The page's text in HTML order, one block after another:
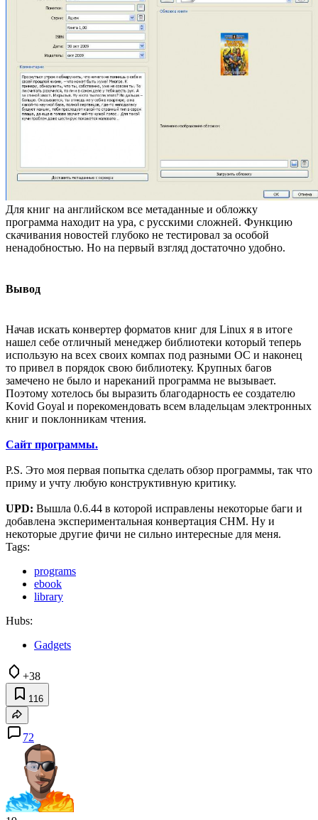
Для книг на английском все метаданные и обложку
программа находит на ура, с русскими сложней. Функцию
скачивания новостей глубоко не тестировал за особой
ненадобностью. Но на первый взгляд достаточно удобно.
Вывод
Начав искать конвертер форматов книг для Linux я в итоге
нашел себе отличный менеджер библиотеки который теперь
использую на всех своих компах под разными ОС и наконец
то привел в порядок свою библиотеку. Крупных багов
замечено не было и нареканий программа не вызывает.
Поэтому хотелось бы выразить благодарность ее создателю
Kovid Goyal и порекомендовать всем владельцам электронных
книг и поклонникам чтения.
Сайт программы.
P.S. Это моя первая попытка сделать обзор программы, так что
приму и учту любую конструктивную критику.
UPD: Вышла 0.6.44 в которой исправлены некоторые баги и
добавлена экспериментальная конвертация CHM. Ну и
некоторые другие фичи не сильно интересные для меня.
Tags:
programs
ebook
library
Hubs:
Gadgets
+38
116
72